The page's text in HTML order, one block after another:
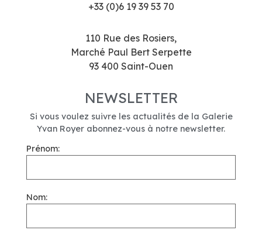
+33 (0)6 19 39 53 70
110 Rue des Rosiers,
Marché Paul Bert Serpette
93 400 Saint-Ouen
NEWSLETTER
Si vous voulez suivre les actualités de la Galerie
Yvan Royer abonnez-vous à notre newsletter.
Prénom:
Nom: